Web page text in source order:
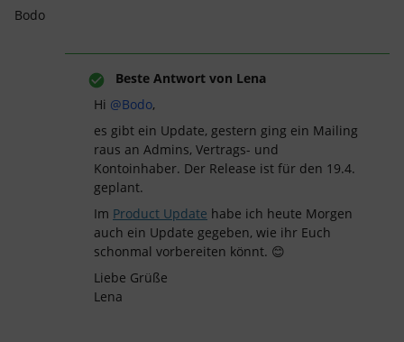
Bodo
Beste Antwort von Lena
Hi @Bodo,
es gibt ein Update, gestern ging ein Mailing
raus an Admins, Vertrags- und
Kontoinhaber. Der Release ist für den 19.4.
geplant.
Im Product Update habe ich heute Morgen
auch ein Update gegeben, wie ihr Euch
schonmal vorbereiten könnt. 😊
Liebe Grüße
Lena